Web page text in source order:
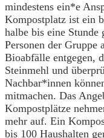
mindestens ein*e
Kompostplatz ist ein
halbe bis eine Stunde
Personen der Gruppe
Bioabfälle entgegen,
Steinmehl und
Nachbar*innen
mitmachen. Das
Kompostplätze
mehr auf. Ein
bis 100 Haushalten